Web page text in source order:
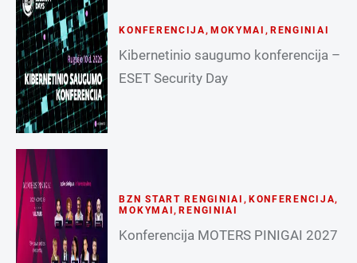
KONFERENCIJA , MOKYMAI , RENGINIAI
Kibernetinio saugumo konferencija –
ESET Security Day
BZN START RENGINIAI , KONFERENCIJA,
MOKYMAI ,RENGINIAI
Konferencija MOTERS PINIGAI 2027